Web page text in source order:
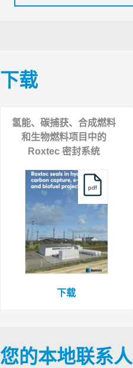
下载
氢能、碳捕获、合成燃料
和生物燃料项目中的
Roxtec 密封系统
pdf
下载
您的本地联系人